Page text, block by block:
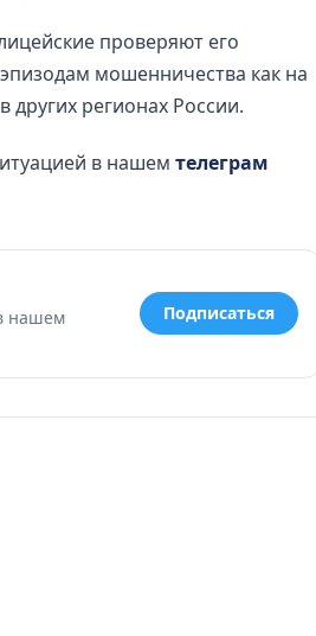
проверяют его
мошенничества как на
других регионах России.
в нашем телеграм
нашем
Подписаться